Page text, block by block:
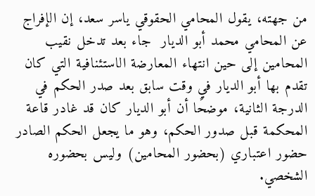
من جهته، يقول المحامي الحقوقي ياسر سعد، إن الإفراج
عن المحامي محمد أبو الديار جاء بعد تدخل نقيب
المحامين إلى حين انتهاء المعارضة الاستئنافية التي كان
تقدم بها أبو الديار في وقت سابق بعد صدر الحكم في
الدرجة الثانية، موضحًا أن أبو الديار كان قد غادر قاعة
المحكمة قبل صدور الحكم، وهو ما يجعل الحكم الصادر
حضور اعتباري (بحضور المحامين) وليس بحضوره
الشخصي.